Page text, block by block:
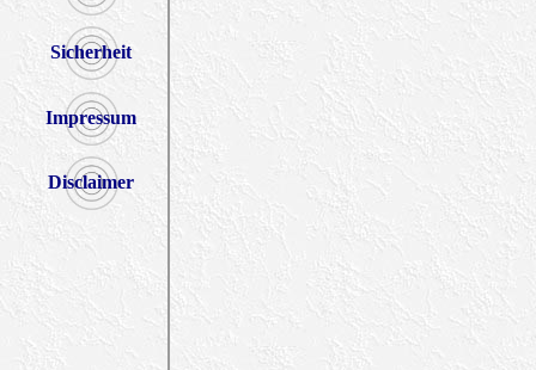
Sicherheit
Impressum
Disclaimer